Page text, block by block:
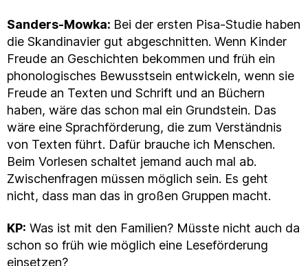
Sanders-Mowka: Bei der ersten Pisa-Studie haben
die Skandinavier gut abgeschnitten. Wenn Kinder
Freude an Geschichten bekommen und früh ein
phonologisches Bewusstsein entwickeln, wenn sie
Freude an Texten und Schrift und an Büchern
haben, wäre das schon mal ein Grundstein. Das
wäre eine Sprachförderung, die zum Verständnis
von Texten führt. Dafür brauche ich Menschen.
Beim Vorlesen schaltet jemand auch mal ab.
Zwischenfragen müssen möglich sein. Es geht
nicht, dass man das in großen Gruppen macht.
KP: Was ist mit den Familien? Müsste nicht auch da
schon so früh wie möglich eine Leseförderung
einsetzen?